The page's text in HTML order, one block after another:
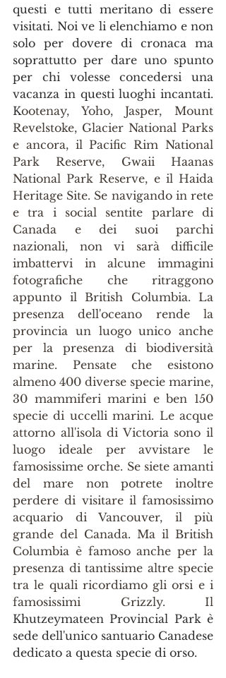
questi e tutti meritano di essere
visitati. Noi ve li elenchiamo e non
solo per dovere di cronaca ma
soprattutto per dare uno spunto
per chi volesse concedersi una
vacanza in questi luoghi incantati.
Kootenay, Yoho, Jasper, Mount
Revelstoke, Glacier National Parks
e ancora, il Pacific Rim National
Park Reserve, Gwaii Haanas
National Park Reserve, e il Haida
Heritage Site. Se navigando in rete
e tra i social sentite parlare di
Canada e dei suoi parchi
nazionali, non vi sarà difficile
imbattervi in alcune immagini
fotografiche che ritraggono
appunto il British Columbia. La
presenza dell'oceano rende la
provincia un luogo unico anche
per la presenza di biodiversità
marine. Pensate che esistono
almeno 400 diverse specie marine,
30 mammiferi marini e ben 150
specie di uccelli marini. Le acque
attorno all'isola di Victoria sono il
luogo ideale per avvistare le
famosissime orche. Se siete amanti
del mare non potrete inoltre
perdere di visitare il famosissimo
acquario di Vancouver, il più
grande del Canada. Ma il British
Columbia è famoso anche per la
presenza di tantissime altre specie
tra le quali ricordiamo gli orsi e i
Khutzeymateen Provincial Park è
sede dell'unico santuario Canadese
dedicato a questa specie di orso.